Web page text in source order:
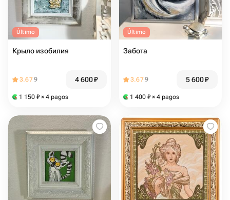
Último
Крыло изобилия
3.679 4 600₽
1 150 ₽ × 4 pagos
Último
Забота
3.679 5 600₽
1 400 ₽ × 4 pagos